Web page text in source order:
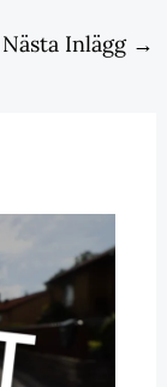
Nästa Inlägg →